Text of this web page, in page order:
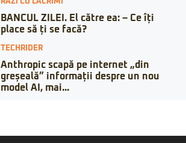
RAZI CU LACRIMI
BANCUL ZILEI. El către ea: – Ce îți
place să ți se facă?
TECHRIDER
Anthropic scapă pe internet „din
greșeală” informații despre un nou
model AI, mai...